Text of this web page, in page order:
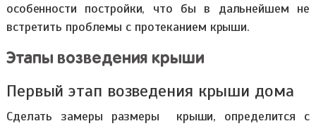
особенности постройки, что бы в дальнейшем не
встретить проблемы с протеканием крыши.
Этапы возведения крыши
Первый этап возведения крыши дома
Сделать замеры размеры крыши, определится с